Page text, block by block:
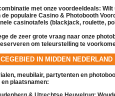
met onze voordeeldeals: Wilt
de populaire Casino & Photobooth
casinotafels (blackjack, roulette,
de zeer grote vraag naar onze
om teleurstelling te
IN MIDDEN NEDERLAND
meubilair, partytenten en
plaatsnamen: